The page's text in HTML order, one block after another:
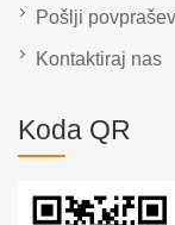
Pošlji
Kontaktiraj nas
Koda QR